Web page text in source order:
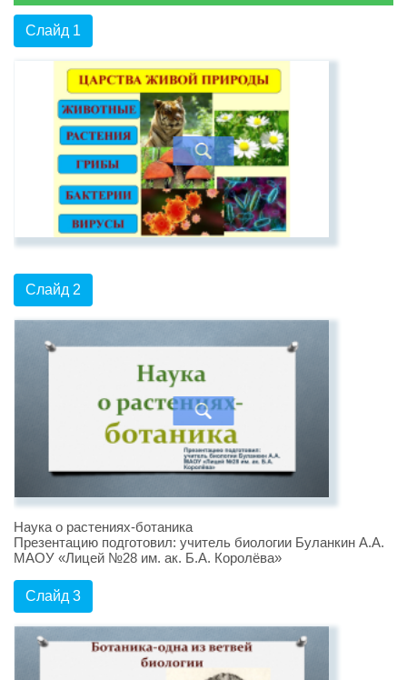
Слайд 1
Слайд 2
Наука о растениях-ботаника
Презентацию подготовил: учитель биологии Буланкин А.А.
МАОУ «Лицей №28 им. ак. Б.А. Королёва»
Слайд 3